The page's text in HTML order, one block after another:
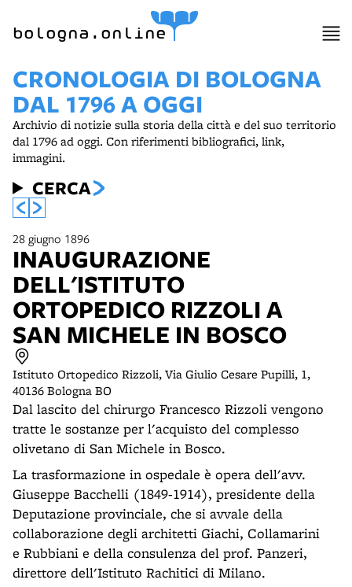
bologna.online
CRONOLOGIA DI BOLOGNA
DAL 1796 A OGGI
Archivio di notizie sulla storia della città e del suo territorio
dal 1796 ad oggi. Con riferimenti bibliografici, link,
immagini.
CERCA
28 giugno 1896
INAUGURAZIONE
DELL'ISTITUTO
ORTOPEDICO RIZZOLI A
SAN MICHELE IN BOSCO
Istituto Ortopedico Rizzoli, Via Giulio Cesare Pupilli, 1,
40136 Bologna BO
Dal lascito del chirurgo Francesco Rizzoli vengono
tratte le sostanze per l'acquisto del complesso
olivetano di San Michele in Bosco.
La trasformazione in ospedale è opera dell'avv.
Giuseppe Bacchelli (1849-1914), presidente della
Deputazione provinciale, che si avvale della
collaborazione degli architetti Giachi, Collamarini
e Rubbiani e della consulenza del prof. Panzeri,
direttore dell'Istituto Rachitici di Milano.